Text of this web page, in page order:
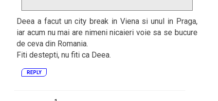
Deea a facut un city break in Viena si unul in Praga,
iar acum nu mai are nimeni nicaieri voie sa se bucure
de ceva din Romania.
Fiti destepti, nu fiti ca Deea.
REPLY